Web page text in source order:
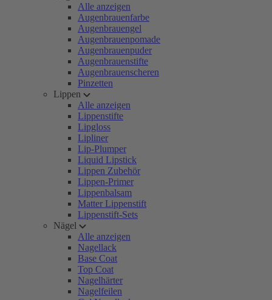
Alle anzeigen
Augenbrauenfarbe
Augenbrauengel
Augenbrauenpomade
Augenbrauenpuder
Augenbrauenstifte
Augenbrauenscheren
Pinzetten
Lippen
Alle anzeigen
Lippenstifte
Lipgloss
Lipliner
Lip-Plumper
Liquid Lipstick
Lippen Zubehör
Lippen-Primer
Lippenbalsam
Matter Lippenstift
Lippenstift-Sets
Nägel
Alle anzeigen
Nagellack
Base Coat
Top Coat
Nagelhärter
Nagelfeilen